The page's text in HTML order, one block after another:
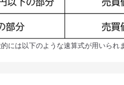
には以下のような速算式が用いられま